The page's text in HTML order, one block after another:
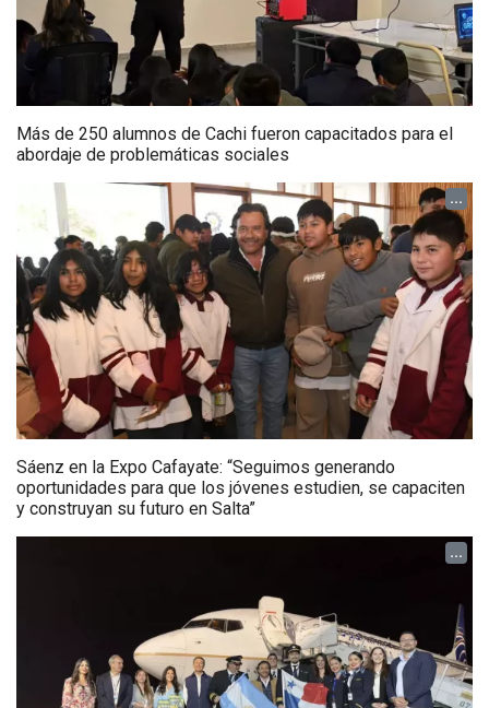
Más de 250 alumnos de Cachi fueron capacitados para el
abordaje de problemáticas sociales
...
Sáenz en la Expo Cafayate: “Seguimos generando
oportunidades para que los jóvenes estudien, se capaciten
y construyan su futuro en Salta”
...